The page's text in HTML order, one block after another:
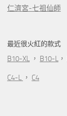
仁濟宮-七祖仙師
最近很火紅的款式
B10-XL ， B10-L ，
C4-L ， C4